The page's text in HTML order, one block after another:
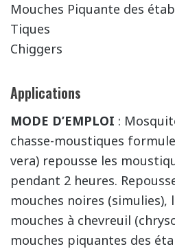
Mouches Piquante des
Tiques
Chiggers
Applications
MODE D’EMPLOI :
chasse-moustiques
vera) repousse les
pendant 2 heures.
mouches noires (simulies),
mouches à chevreuil
mouches piquantes des